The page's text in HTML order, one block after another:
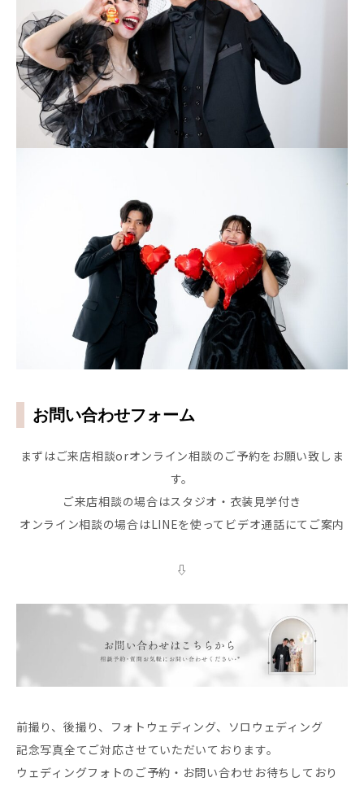
お問い合わせフォーム
まずはご来店相談orオンライン相談のご予約をお願い致しま
す。
ご来店相談の場合はスタジオ・衣装見学付き
オンライン相談の場合はLINEを使ってビデオ通話にてご案内
⇩
前撮り、後撮り、フォトウェディング、ソロウェディング
記念写真全てご対応させていただいております。
ウェディングフォトのご予約・お問い合わせお待ちしており